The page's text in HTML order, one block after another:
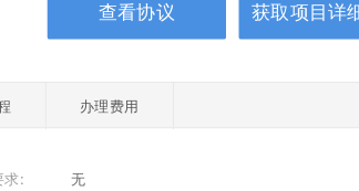
查看协议 获取项目详
办理费用
求: 无